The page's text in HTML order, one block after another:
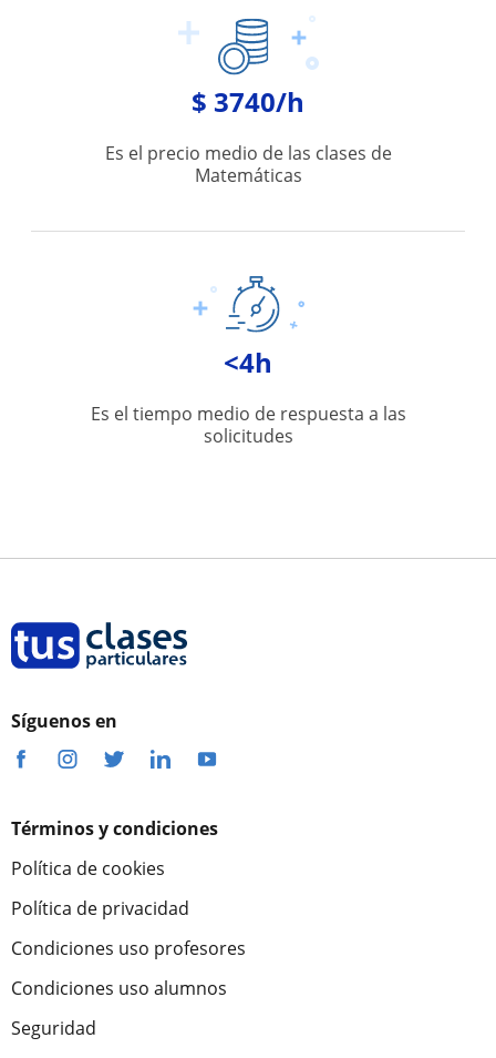
$ 3740/h
Es el precio medio de las clases de
Matemáticas
<4h
Es el tiempo medio de respuesta a las
solicitudes
Síguenos en
Términos y condiciones
Política de cookies
Política de privacidad
Condiciones uso profesores
Condiciones uso alumnos
Seguridad